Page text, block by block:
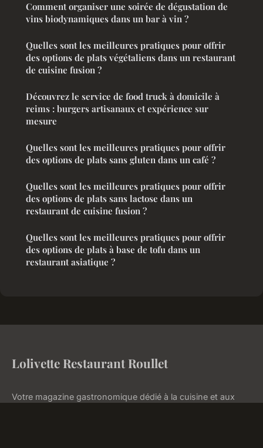
Comment organiser une soirée de dégustation de
vins biodynamiques dans un bar à vin ?
Quelles sont les meilleures pratiques pour offrir
des options de plats végétaliens dans un restaurant
de cuisine fusion ?
Découvrez le service de food truck à domicile à
reims : burgers artisanaux et expérience sur
mesure
Quelles sont les meilleures pratiques pour offrir
des options de plats sans gluten dans un café ?
Quelles sont les meilleures pratiques pour offrir
des options de plats sans lactose dans un
restaurant de cuisine fusion ?
Quelles sont les meilleures pratiques pour offrir
des options de plats à base de tofu dans un
restaurant asiatique ?
Lolivette Restaurant Roullet
Votre magazine gastronomique dédié à la cuisine et aux